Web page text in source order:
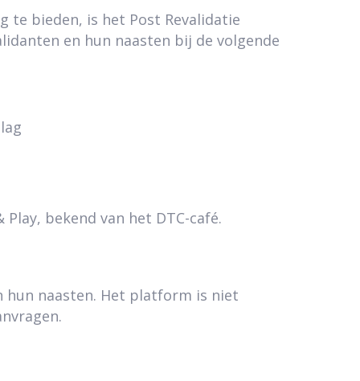
te bieden, is het Post Revalidatie
en hun naasten bij de volgende
bekend van het DTC-café.
hun naasten. Het platform is niet